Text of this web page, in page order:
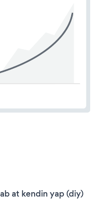
at kendin yap (diy)